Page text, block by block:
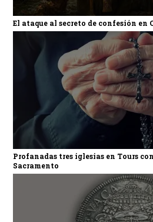
El ataque al secreto de confesión en
Profanadas tres iglesias en Tours
Sacramento